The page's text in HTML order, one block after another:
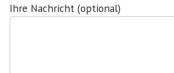
Ihre Nachricht (optional)